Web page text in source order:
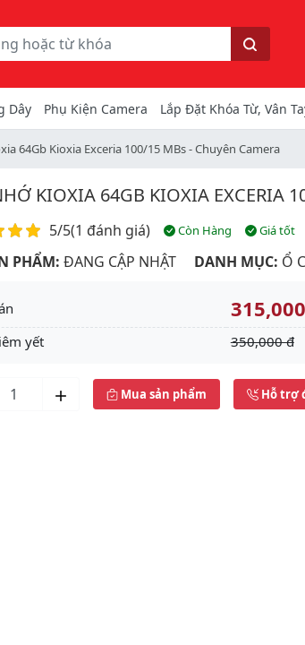
Tìm kiếm
Dây Phụ Kiện Camera Lắp Đặt Khóa Từ, Vân
64Gb Kioxia Exceria 100/15 MBs - Chuyên Camera
KIOXIA 64GB KIOXIA EXCERIA
Điểm đánh giá
5/5(1 đánh giá) Còn Hàng Giá tốt
PHẨM: ĐANG CẬP NHẬT DANH MỤC: Ổ
yết 350,000 đ
Mua sản phẩm Hỗ trợ